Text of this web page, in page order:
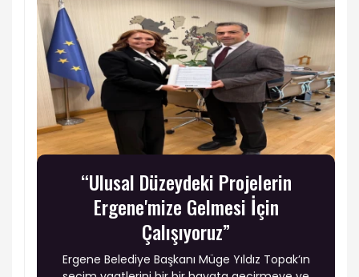
“Ulusal Düzeydeki Projelerin
Ergene'mize Gelmesi İçin
Çalışıyoruz”
Ergene Belediye Başkanı Müge Yıldız Topak’ın